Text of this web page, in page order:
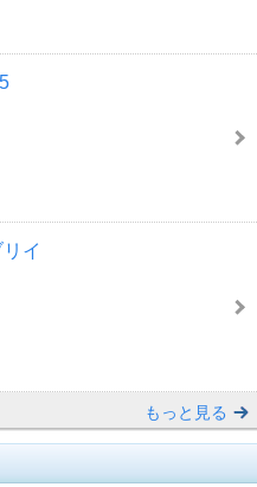
イ
もっと見る